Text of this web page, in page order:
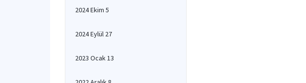
2024 Ekim 5
2024 Eylül 27
2023 Ocak 13